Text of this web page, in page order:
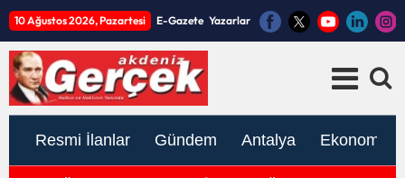
10 Ağustos 2026, Pazartesi E-Gazete Yazarlar
Resmi İlanlar Gündem Antalya Ekonomi